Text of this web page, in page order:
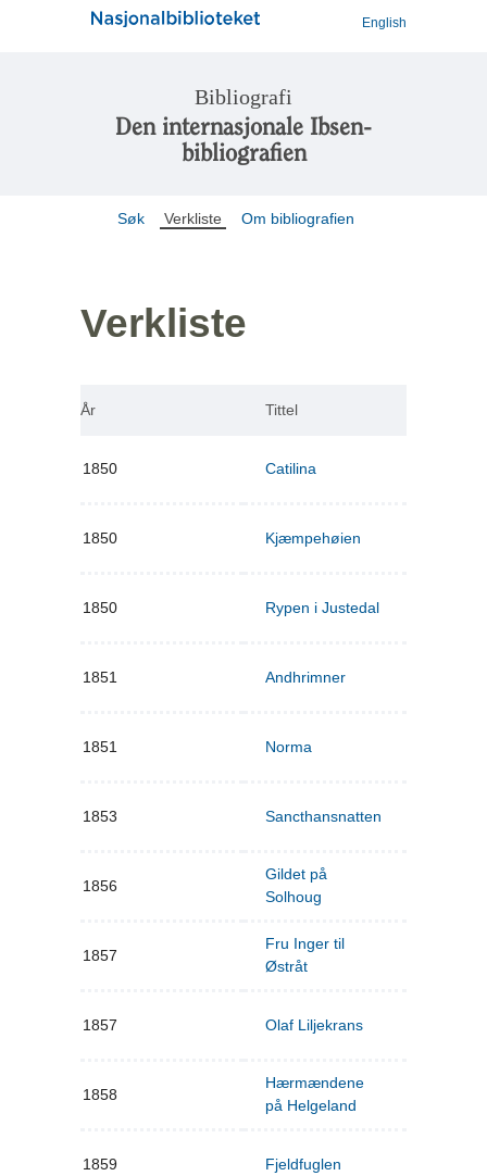
English
Bibliografi
Den internasjonale Ibsen-
bibliografien
Søk Verkliste Om bibliografien
Verkliste
År Tittel
1850 Catilina
1850 Kjæmpehøien
1850 Rypen i Justedal
1851 Andhrimner
1851 Norma
1853 Sancthansnatten
1856
Gildet på
Solhoug
1857
Fru Inger til
Østråt
1857 Olaf Liljekrans
1858
Hærmændene
på Helgeland
1859 Fjeldfuglen